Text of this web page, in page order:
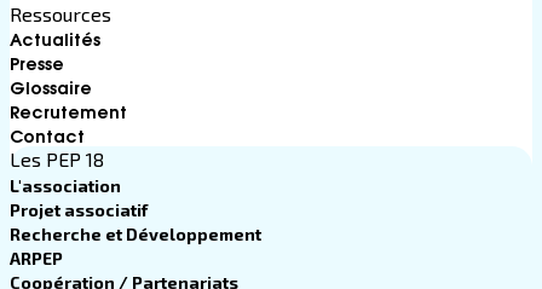
Ressources
Actualités
Presse
Glossaire
Recrutement
Contact
Les PEP 18
L'association
Projet associatif
Recherche et Développement
ARPEP
Coopération / Partenariats